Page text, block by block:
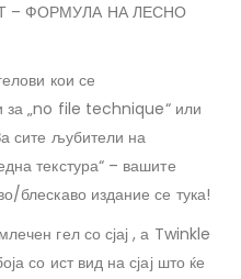
– ФОРМУЛА НА ЛЕСНО
кои се
за „no file technique“ или
сите љубители на
текстура“ – вашите
блескаво издание се тука!
гел со сјај , а Twinkle
со ист вид на сјај што ќе